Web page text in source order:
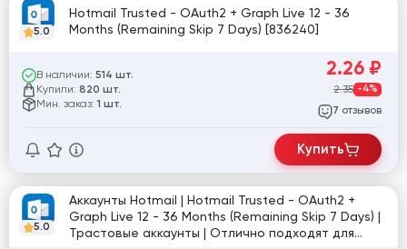
5.0
Hotmail Trusted - OAuth2 + Graph Live 12 - 36
Months (Remaining Skip 7 Days) [836240]
В наличии: 514 шт.
Купили: 820 шт.
Мин. заказ: 1 шт.
2.26 ₽
2.35 -4%
7 отзывов
Купить
5.0
Аккаунты Hotmail | Hotmail Trusted - OAuth2 +
Graph Live 12 - 36 Months (Remaining Skip 7 Days) |
Трастовые аккаунты | Отлично подходят для